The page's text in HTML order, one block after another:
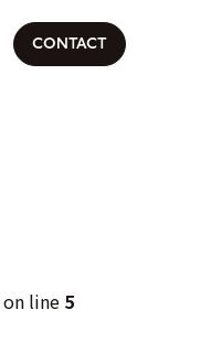
CONTACT
on line 5